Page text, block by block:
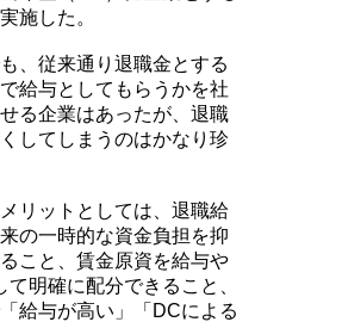
施した。
、従来通り退職金とする
給与としてもらうかを社
る企業はあったが、退職
してしまうのはかなり珍
リットとしては、退職給
の一時的な資金負担を抑
こと、賃金原資を給与や
て明確に配分できること、
給与が高い」「DCによる